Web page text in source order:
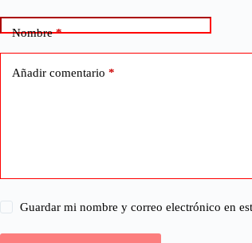
Nombre*
Añadir comentario *
Guardar mi nombre y correo electrónico en